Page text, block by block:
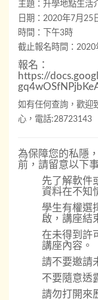
主題：升學地點生活
日期：2020年7月25
時間：下午3時
截止報名時間：
報名：
https://
如有任何查詢，歡迎
心，電話:28723143
為保障您的私隱
前，請留意以下事
先了解軟件
資料在不知
學生有權選
啟，講座結
在未得到許
講座內容。
請不要邀請
不要隨意透
請勿打開來